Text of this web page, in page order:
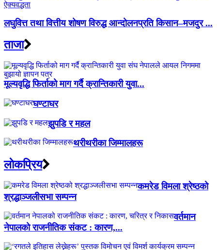
लघुवित्त तथा वित्तीय शोषण विरुद्ध आन्दोलनप्रति किसान–मजदुर ...
ताजा
मूल्यवृद्धि फिर्ताको माग गर्दै क्रान्तिकारी युवा...
घण्टाघर
झुपडि र महल
थरीथरीका जिम्मालहरू
लाेकप्रिय
कमरेड विमला श्रेष्ठको
श्रद्धाञ्जलीसभा सम्पन्न
वर्तमान
नेपालको राजनीतिक संकट : कारण,...